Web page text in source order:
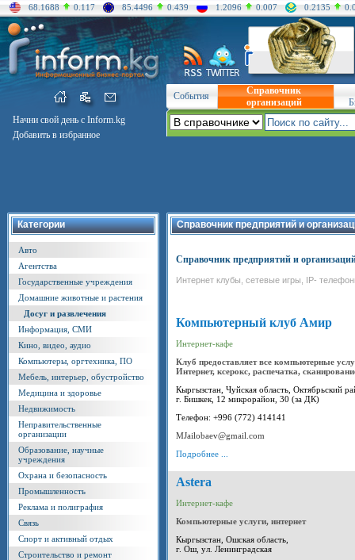
68.1688 0.117 85.4496 0.439 1.2096 0.007 0.2135
Начни свой день с Inform.kg
Добавить в избранное
События
Справочник
организаций
Категории
Авто
Агентства
Государственные учреждения
Домашние животные и растения
Досуг и развлечения
Информация, СМИ
Кино, видео, аудио
Компьютеры, оргтехника, ПО
Мебель, интерьер, обустройство
Медицина и здоровье
Недвижимость
Неправительственные
организации
Образование, научные
учреждения
Охрана и безопасность
Промышленность
Реклама и полиграфия
Связь
Спорт и активный отдых
Строительство и ремонт
Справочник предприятий и
Справочник предприятий и
Интернет клубы, сетевые игры, IP-
Компьютерный клуб Амир
Интернет-кафе
Клуб предоставляет все компьютерные
Интернет, ксерокс, распечатка,
Кыргызстан, Чуйская область, Октябрьский
г. Бишкек, 12 микрорайон, 30 (за ДК)
Телефон: +996 (772) 414141
MJailobaev@gmail.com
Подробнее ...
Astera
Интернет-кафе
Компьютерные услуги, интернет
Кыргызстан, Ошская область,
г. Ош, ул. Ленинградская